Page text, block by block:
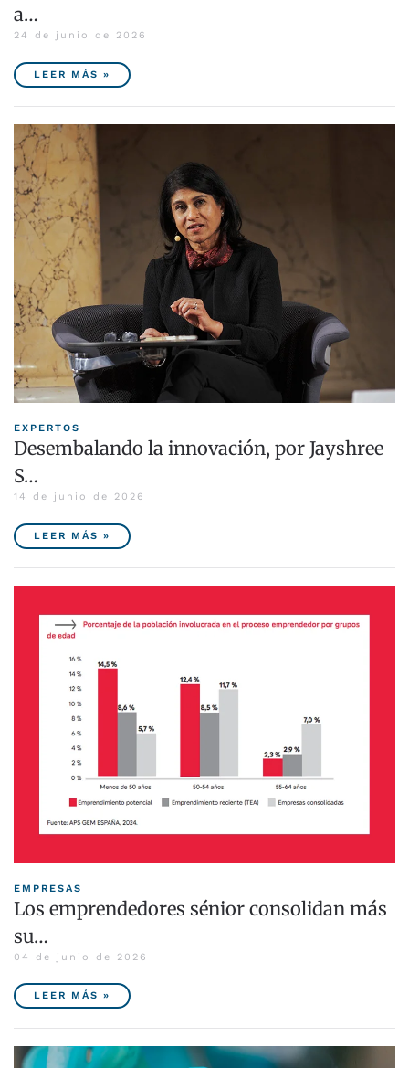
a…
24 de junio de 2026
LEER MÁS »
EXPERTOS
Desembalando la innovación, por Jayshree
S…
14 de junio de 2026
LEER MÁS »
EMPRESAS
Los emprendedores sénior consolidan más
su…
04 de junio de 2026
LEER MÁS »